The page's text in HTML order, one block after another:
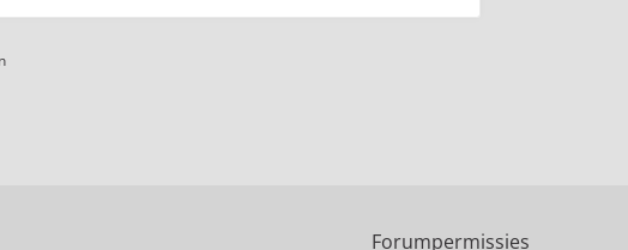
Forumpermissies